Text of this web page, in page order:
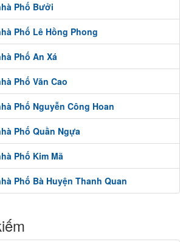
Phố Bưởi
Phố Lê Hồng Phong
Phố An Xá
Phố Văn Cao
Phố Nguyễn Công Hoan
Phố Quần Ngựa
Phố Kim Mã
Phố Bà Huyện Thanh Quan